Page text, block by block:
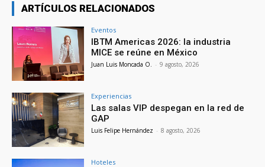
ARTÍCULOS RELACIONADOS
Eventos
IBTM Americas 2026: la industria
MICE se reúne en México
Juan Luis Moncada O. - 9 agosto, 2026
Experiencias
Las salas VIP despegan en la red de
GAP
Luis Felipe Hernández - 8 agosto, 2026
Hoteles